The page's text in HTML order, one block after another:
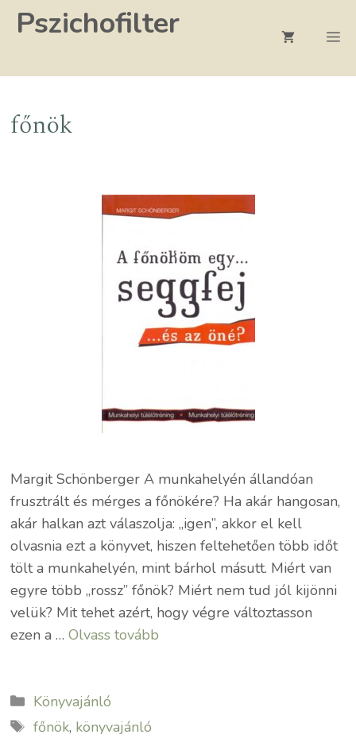
KilépésPszichofilter
főnök
Margit Schönberger A munkahelyén állandóan
frusztrált és mérges a főnökére? Ha akár hangosan,
akár halkan azt válaszolja: „igen”, akkor el kell
olvasnia ezt a könyvet, hiszen feltehetően több időt
tölt a munkahelyén, mint bárhol másutt. Miért van
egyre több „rossz” főnök? Miért nem tud jól kijönni
velük? Mit tehet azért, hogy végre változtasson
ezen a …Olvass tovább
Kategória
Könyvajánló
Címkék
főnök, könyvajánló